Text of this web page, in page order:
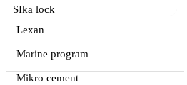
SIka lock
Lexan
Marine program
Mikro cement